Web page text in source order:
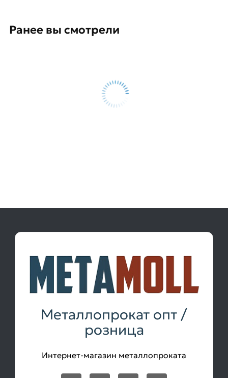
Ранее вы смотрели
Металлопрокат опт /
розница
Интернет-магазин металлопроката